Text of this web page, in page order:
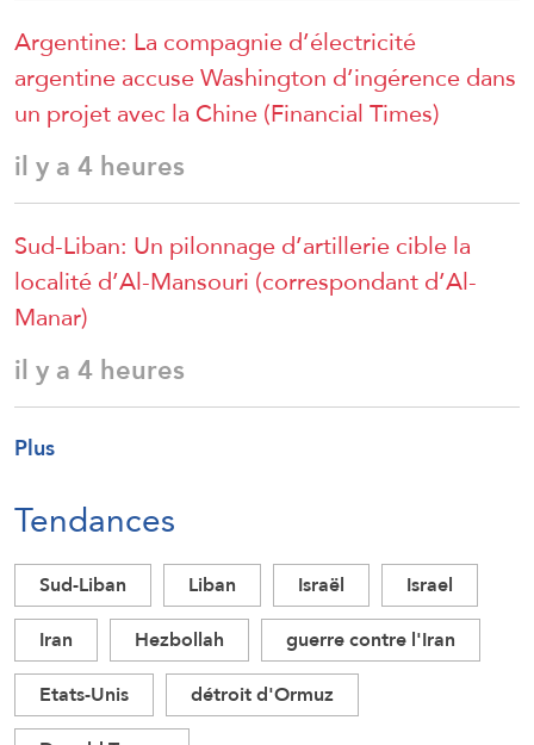
Argentine: La compagnie d’électricité
argentine accuse Washington d’ingérence dans
un projet avec la Chine (Financial Times)
il y a 4 heures
Sud-Liban: Un pilonnage d’artillerie cible la
localité d’Al-Mansouri (correspondant d’Al-
Manar)
il y a 4 heures
Plus
Tendances
Sud-Liban Liban Israël
Israel
Iran
Hezbollah
guerre contre l'Iran
Etats-Unis
détroit d'Ormuz